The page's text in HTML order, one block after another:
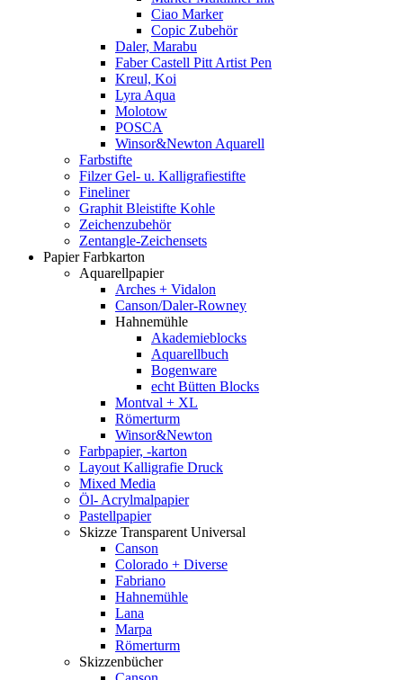
Ciao Marker
Copic Zubehör
Daler, Marabu
Faber Castell Pitt Artist Pen
Kreul, Koi
Lyra Aqua
Molotow
POSCA
Winsor&Newton Aquarell
Farbstifte
Filzer Gel- u. Kalligrafiestifte
Fineliner
Graphit Bleistifte Kohle
Zeichenzubehör
Zentangle-Zeichensets
Papier Farbkarton
Aquarellpapier
Arches + Vidalon
Canson/Daler-Rowney
Hahnemühle
Akademieblocks
Aquarellbuch
Bogenware
echt Bütten Blocks
Montval + XL
Römerturm
Winsor&Newton
Farbpapier, -karton
Layout Kalligrafie Druck
Mixed Media
Öl- Acrylmalpapier
Pastellpapier
Skizze Transparent Universal
Canson
Colorado + Diverse
Fabriano
Hahnemühle
Lana
Marpa
Römerturm
Skizzenbücher